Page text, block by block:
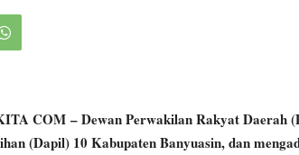
COM – Dewan Perwakilan Rakyat Daerah
(Dapil) 10 Kabupaten Banyuasin, dan